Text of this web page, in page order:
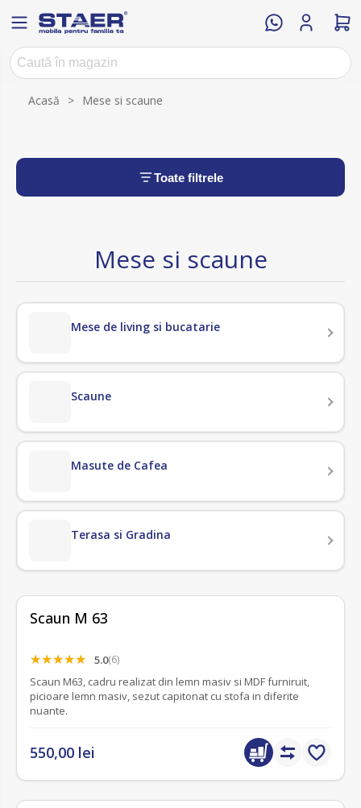
Acasă > Mese si scaune
Toate filtrele
Mese si scaune
Mese de living si bucatarie
Scaune
Masute de Cafea
Terasa si Gradina
Scaun M 63
5.0(6)
Scaun M63, cadru realizat din lemn masiv si MDF furniruit,
picioare lemn masiv, sezut capitonat cu stofa in diferite
nuante.
550,00 lei